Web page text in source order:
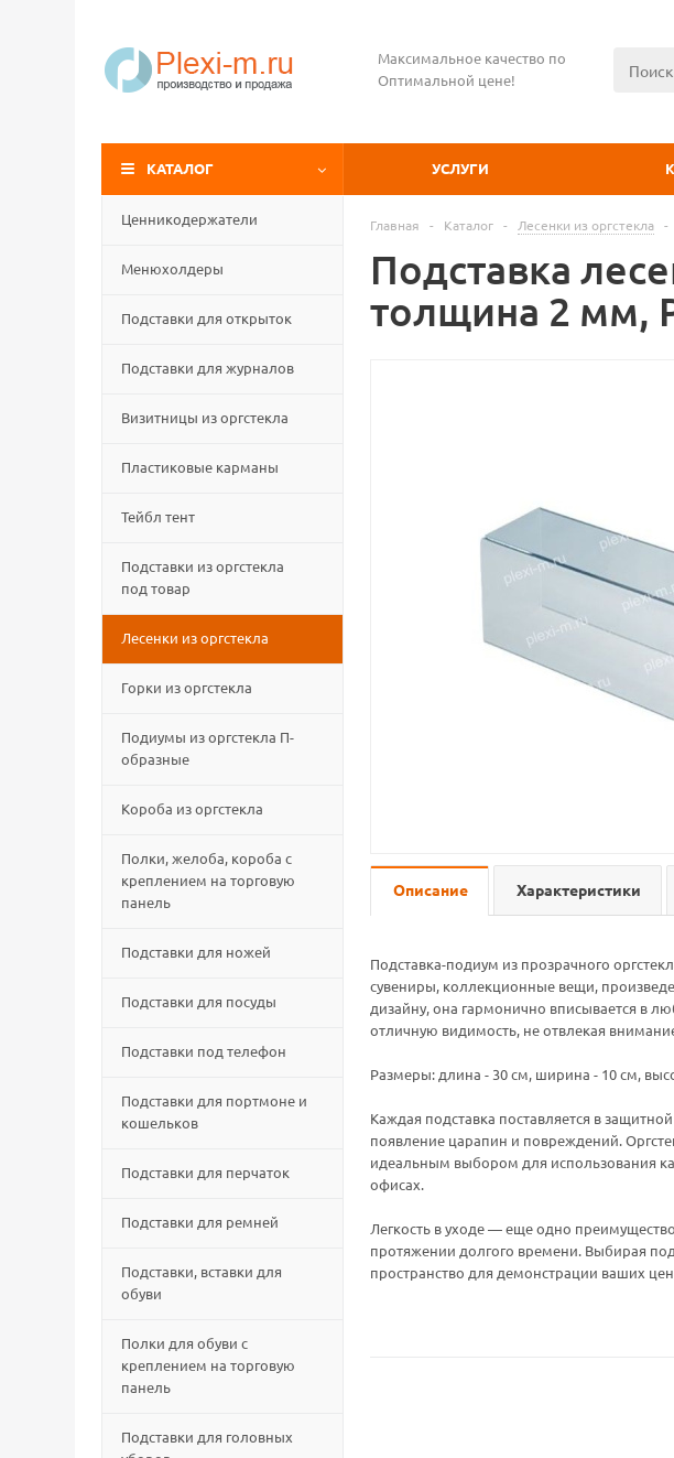
Максимальное качество по
Оптимальной цене!
КАТАЛОГ УСЛУГИ
Ценникодержатели
Менюхолдеры
Подставки для открыток
Подставки для журналов
Визитницы из оргстекла
Пластиковые карманы
Тейбл тент
Подставки из оргстекла
под товар
Лесенки из оргстекла
Горки из оргстекла
Подиумы из оргстекла П-
образные
Короба из оргстекла
Полки, желоба, короба с
креплением на торговую
панель
Подставки для ножей
Подставки для посуды
Подставки под телефон
Подставки для портмоне и
кошельков
Подставки для перчаток
Подставки для ремней
Подставки, вставки для
обуви
Полки для обуви с
креплением на торговую
панель
Подставки для головных
Главная - Каталог - Лесенки из оргстекла -
Подставка
толщина 2 мм,
Описание Характеристики
Подставка-подиум из прозрачного
сувениры, коллекционные вещи,
дизайну, она гармонично вписывается в
отличную видимость, не отвлекая
Размеры: длина - 30 см, ширина - 10 см,
Каждая подставка поставляется в
появление царапин и повреждений.
идеальным выбором для использования
офисах.
Легкость в уходе — еще одно
протяжении долгого времени. Выбирая
пространство для демонстрации ваших